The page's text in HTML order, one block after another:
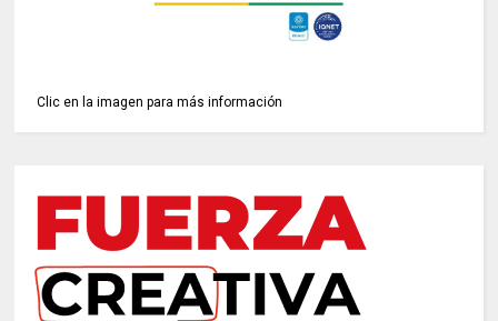
Clic en la imagen para más información